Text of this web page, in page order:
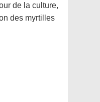
de la culture,
des myrtilles